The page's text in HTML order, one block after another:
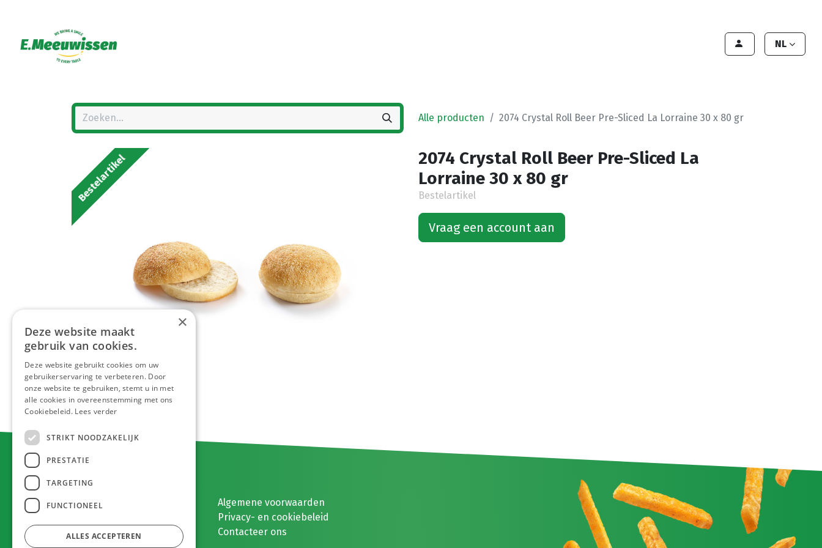
NL
Alle producten 2074 Crystal Roll Beer Pre-Sliced La Lorraine 30 x 80 gr
Bestelartikel
2074 Crystal Roll Beer Pre-Sliced La
Lorraine 30 x 80 gr
Bestelartikel
Vraag een account aan
E. MEEUWISSEN BV
Gaston Eyskenslaan 2
3900 Pelt, België
Algemene voorwaarden
Privacy- en cookiebeleid
Contacteer ons
×
Deze website maakt
gebruik van cookies.
Deze website gebruikt cookies om uw
gebruikerservaring te verbeteren. Door
onze website te gebruiken, stemt u in met
alle cookies in overeenstemming met ons
Cookiebeleid. Lees verder
STRIKT NOODZAKELIJK
PRESTATIE
TARGETING
FUNCTIONEEL
ALLES ACCEPTEREN